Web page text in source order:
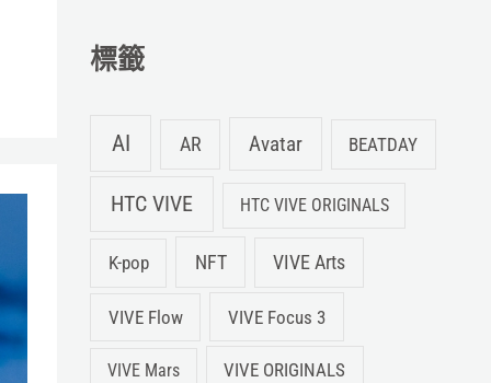
關
標籤
AI AR Avatar BEATDAY
HTC VIVE HTC VIVE ORIGINALS
K-pop NFT VIVE Arts
VIVE Flow VIVE Focus 3
VIVE Mars VIVE ORIGINALS